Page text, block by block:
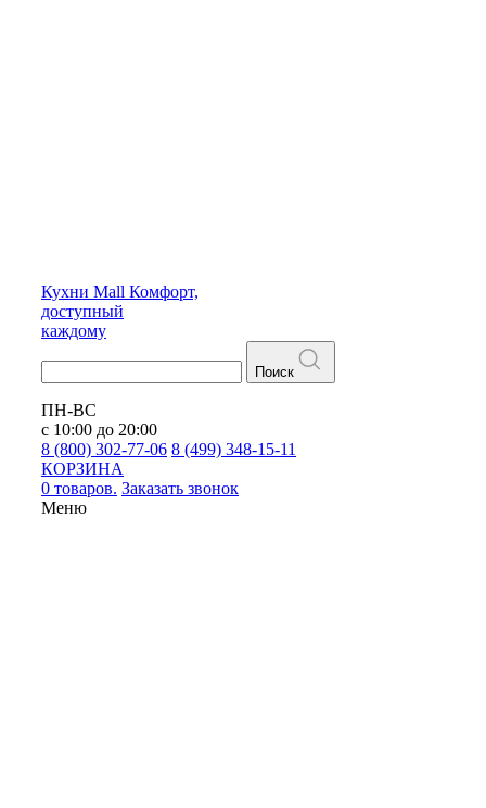
Кухни Mall Комфорт,
доступный
каждому
Поиск
ПН-ВС
с 10:00 до 20:00
8 (800) 302-77-06 8 (499) 348-15-11
КОРЗИНА
0 товаров. Заказать звонок
Меню